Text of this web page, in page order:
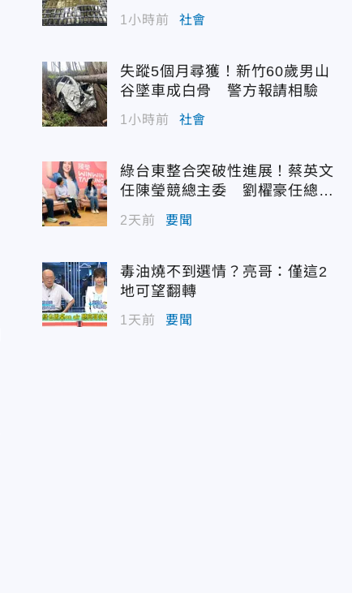
1小時前 社會
失蹤5個月尋獲！新竹60歲男山
谷墜車成白骨 警方報請相驗
1小時前 社會
綠台東整合突破性進展！蔡英文
任陳瑩競總主委 劉櫂豪任總幹
2天前 要聞
毒油燒不到選情？亮哥：僅這2
地可望翻轉
1天前 要聞